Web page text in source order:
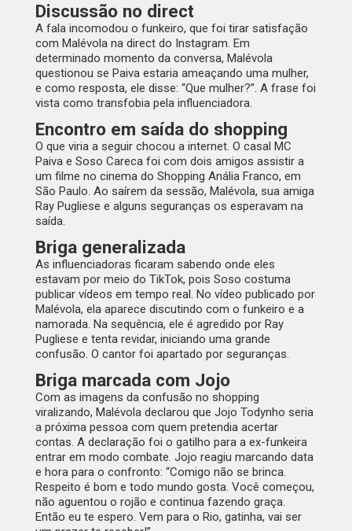
Discussão no direct
A fala incomodou o funkeiro, que foi tirar satisfação
com Malévola na direct do Instagram. Em
determinado momento da conversa, Malévola
questionou se Paiva estaria ameaçando uma mulher,
e como resposta, ele disse: “Que mulher?”. A frase foi
vista como transfobia pela influenciadora.
Encontro em saída do shopping
O que viria a seguir chocou a internet. O casal MC
Paiva e Soso Careca foi com dois amigos assistir a
um filme no cinema do Shopping Anália Franco, em
São Paulo. Ao saírem da sessão, Malévola, sua amiga
Ray Pugliese e alguns seguranças os esperavam na
saída.
Briga generalizada
As influenciadoras ficaram sabendo onde eles
estavam por meio do TikTok, pois Soso costuma
publicar vídeos em tempo real. No vídeo publicado por
Malévola, ela aparece discutindo com o funkeiro e a
namorada. Na sequência, ele é agredido por Ray
Pugliese e tenta revidar, iniciando uma grande
confusão. O cantor foi apartado por seguranças.
Briga marcada com Jojo
Com as imagens da confusão no shopping
viralizando, Malévola declarou que Jojo Todynho seria
a próxima pessoa com quem pretendia acertar
contas. A declaração foi o gatilho para a ex-funkeira
entrar em modo combate. Jojo reagiu marcando data
e hora para o confronto: “Comigo não se brinca.
Respeito é bom e todo mundo gosta. Você começou,
não aguentou o rojão e continua fazendo graça.
Então eu te espero. Vem para o Rio, gatinha, vai ser